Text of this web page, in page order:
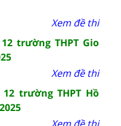
Xem đề thi
trường THPT Gio
Xem đề thi
trường THPT Hồ